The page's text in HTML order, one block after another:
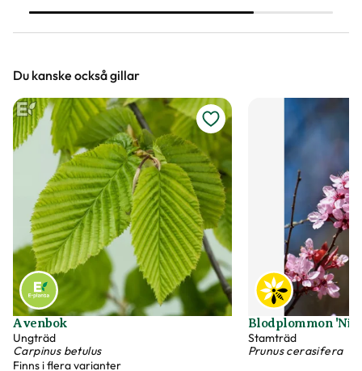
du ska plantera träd.
Du kanske också gillar
Avenbok
Ungträd
Carpinus betulus
Finns i flera varianter
Blodplommon
Stamträd
Prunus cerasifera